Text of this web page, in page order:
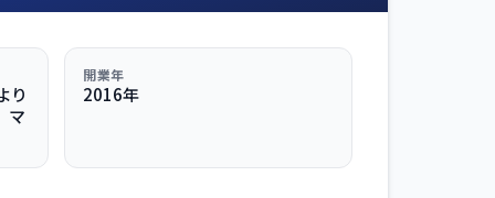
り
マ
開業年
2016年